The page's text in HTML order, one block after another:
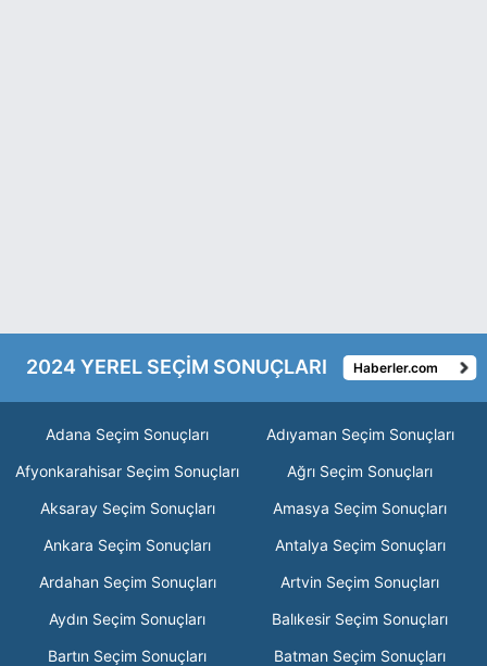
2024 YEREL SEÇİM SONUÇLARI Haberler.com
Adana Seçim Sonuçları
Adıyaman Seçim Sonuçları
Afyonkarahisar Seçim Sonuçları
Ağrı Seçim Sonuçları
Aksaray Seçim Sonuçları
Amasya Seçim Sonuçları
Ankara Seçim Sonuçları
Antalya Seçim Sonuçları
Ardahan Seçim Sonuçları
Artvin Seçim Sonuçları
Aydın Seçim Sonuçları
Balıkesir Seçim Sonuçları
Bartın Seçim Sonuçları
Batman Seçim Sonuçları